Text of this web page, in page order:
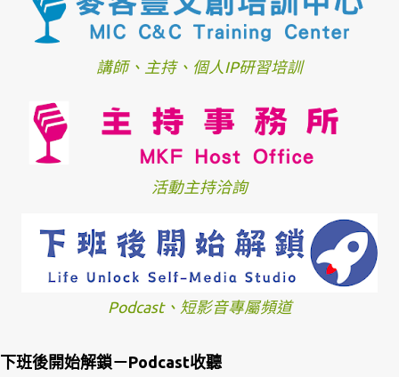
講師、主持、個人IP研習培訓
活動主持洽詢
Podcast、短影音專屬頻道
下班後開始解鎖－Podcast收聽